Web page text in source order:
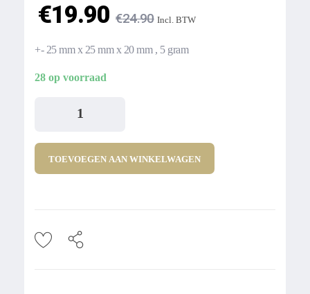
€19.90 €24.90 Incl. BTW
+- 25 mm x 25 mm x 20 mm , 5 gram
28 op voorraad
TOEVOEGEN AAN WINKELWAGEN